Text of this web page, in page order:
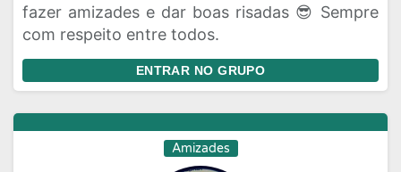
fazer amizades e dar boas risadas 😎 Sempre
com respeito entre todos.
ENTRAR NO GRUPO
Amizades